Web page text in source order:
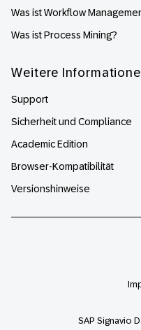
Was ist Workflow
Was ist Process Mining?
Weitere
Support
Sicherheit und Compliance
Academic Edition
Browser-Kompatibilität
Versionshinweise
SAP Signavio